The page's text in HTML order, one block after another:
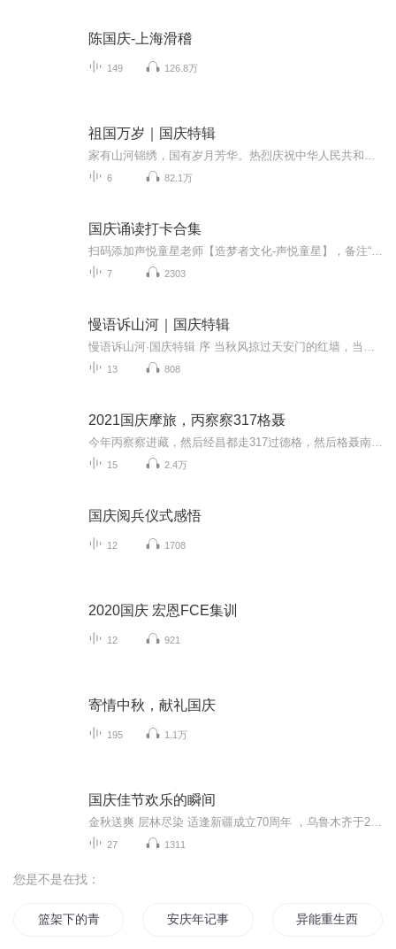
陈国庆-上海滑稽
149 126.8万
祖国万岁｜国庆特辑
6 82.1万
国庆诵读打卡合集
7 2303
慢语诉山河｜国庆特辑
13 808
2021国庆摩旅，丙察察317格聂
15 2.4万
国庆阅兵仪式感悟
12 1708
2020国庆 宏恩FCE集训
12 921
寄情中秋，献礼国庆
195 1.1万
国庆佳节欢乐的瞬间
27 1311
您是不是在找：
篮架下的青春 安庆年记事 异能重生西门庆